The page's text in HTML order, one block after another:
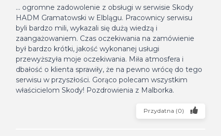
... ogromne zadowolenie z obsługi w serwisie Skody
HADM Gramatowski w Elblągu. Pracownicy serwisu
byli bardzo mili, wykazali się dużą wiedzą i
zaangażowaniem. Czas oczekiwania na zamówienie
był bardzo krótki, jakość wykonanej usługi
przewyższyła moje oczekiwania. Miła atmosfera i
dbałość o klienta sprawiły, że na pewno wrócę do tego
serwisu w przyszłości. Gorąco polecam wszystkim
właścicielom Skody! Pozdrowienia z Malborka.
Przydatna (0)